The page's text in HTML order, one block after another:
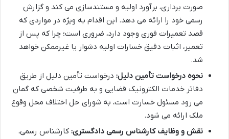
صورت برداری، برآورد اولیه و مستندسازی می کند و گزارش
رسمی خود را ارائه می دهد. این اقدام به ویژه در مواردی که
قصد تعمیرات فوری وجود دارد، ضروری است؛ چرا که پس از
تعمیر، اثبات دقیق خسارات اولیه دشوار یا غیرممکن خواهد
شد.
نحوه درخواست تأمین دلیل: درخواست تأمین دلیل از طریق
دفاتر خدمات الکترونیک قضایی و به طرفیت شخصی که گمان
می رود مسئول خسارت است، به شورای حل اختلاف محل وقوع
ملک ارائه می شود.
نقش و وظایف کارشناس رسمی دادگستری: کارشناس رسمی،